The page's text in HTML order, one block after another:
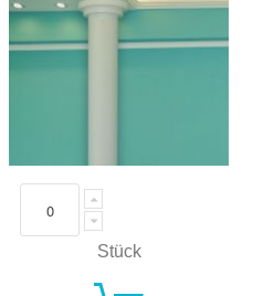
Stück